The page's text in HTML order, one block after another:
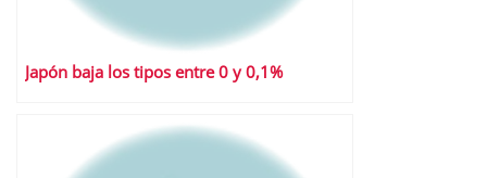
Japón baja los tipos entre 0 y 0,1%